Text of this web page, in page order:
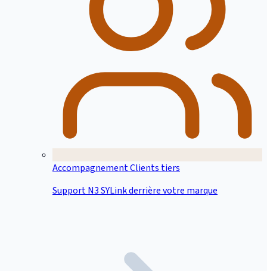
Accompagnement Clients tiers
Support N3 SYLink derrière votre marque